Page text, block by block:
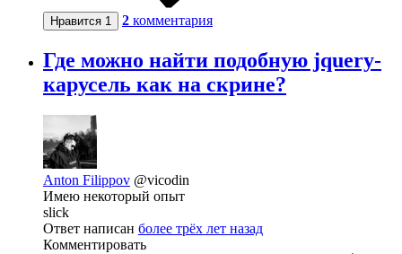
Нравится 1 2 комментария
Где можно найти подобную jquery-
карусель как на скрине?
Anton Filippov @vicodin
Имею некоторый опыт
slick
Ответ написан более трёх лет назад
Комментировать